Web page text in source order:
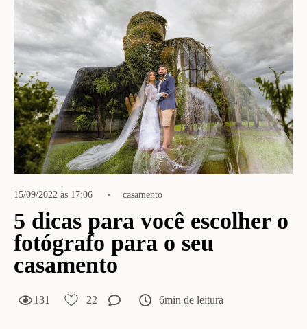
15/09/2022 às 17:06 casamento
5 dicas para você escolher o
fotógrafo para o seu
casamento
131 22 6min de leitura